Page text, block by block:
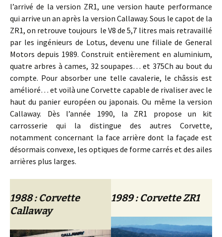
l’arrivé de la version ZR1, une version haute performance
qui arrive un an après la version Callaway. Sous le capot de la
ZR1, on retrouve toujours le V8 de 5,7 litres mais retravaillé
par les ingénieurs de Lotus, devenu une filiale de General
Motors depuis 1989. Construit entièrement en aluminium,
quatre arbres à cames, 32 soupapes… et 375Ch au bout du
compte. Pour absorber une telle cavalerie, le châssis est
amélioré… et voilà une Corvette capable de rivaliser avec le
haut du panier européen ou japonais. Ou même la version
Callaway. Dès l’année 1990, la ZR1 propose un kit
carrosserie qui la distingue des autres Corvette,
notamment concernant la face arrière dont la façade est
désormais convexe, les optiques de forme carrés et des ailes
arrières plus larges.
1988 : Corvette
Callaway
1989 : Corvette ZR1